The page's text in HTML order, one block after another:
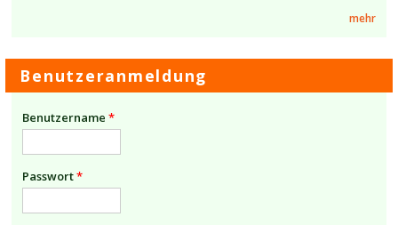
mehr
Benutzeranmeldung
Benutzername*
Passwort*